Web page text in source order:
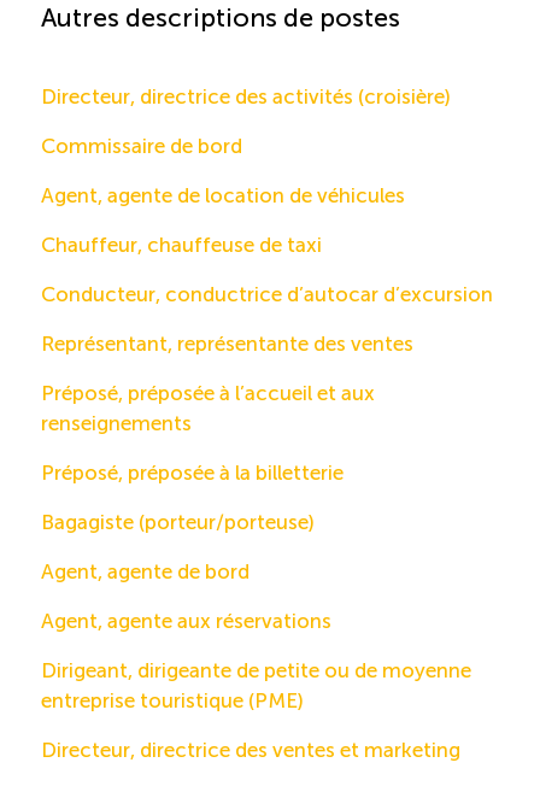
Autres descriptions de postes
Directeur, directrice des activités (croisière)
Commissaire de bord
Agent, agente de location de véhicules
Chauffeur, chauffeuse de taxi
Conducteur, conductrice d’autocar d’excursion
Représentant, représentante des ventes
Préposé, préposée à l’accueil et aux
renseignements
Préposé, préposée à la billetterie
Bagagiste (porteur/porteuse)
Agent, agente de bord
Agent, agente aux réservations
Dirigeant, dirigeante de petite ou de moyenne
entreprise touristique (PME)
Directeur, directrice des ventes et marketing